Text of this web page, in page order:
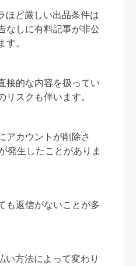
ほど厳しい出品条件は
なしに有料記事が非公
。
接的な内容を扱ってい
リスクも伴います。
アカウントが削除さ
発生したことがありま
も返信がないことが多
い方法によって変わり